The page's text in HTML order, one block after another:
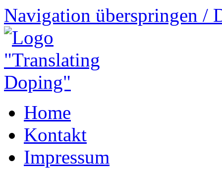
Navigation überspringen /
Home
Kontakt
Impressum